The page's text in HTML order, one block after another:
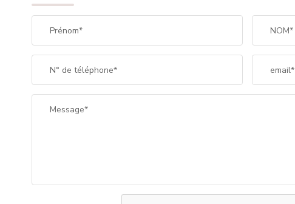
Prénom* NOM*
N° de téléphone* email*
Message*